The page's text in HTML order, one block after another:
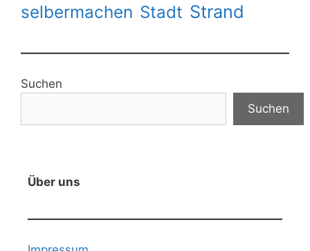
selbermachen Stadt Strand
Suchen
Suchen
Über uns